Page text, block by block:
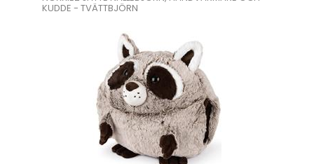
KUDDE - TVÄTTBJÖRN